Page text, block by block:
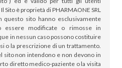
è proprietà di PHARMAONE SRL
questo sito hanno esclusivamente
essere modificate o rimosse in
in nessun caso possono costituire
o la prescrizione di un trattamento.
sito non intendono e non devono in
diretto medico-paziente o la visita